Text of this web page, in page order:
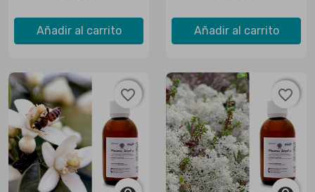
Añadir al carrito Añadir al carrito
favorite_border
favorite_border favorite_border
favorite_border